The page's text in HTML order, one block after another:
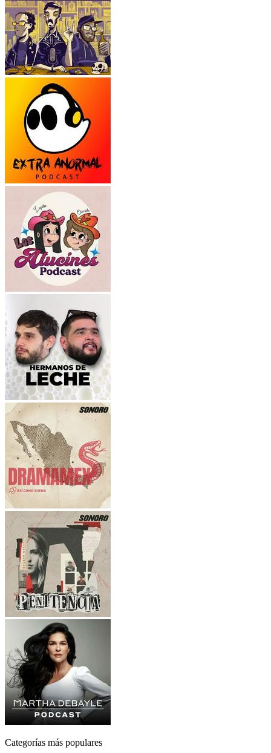
Categorías más populares